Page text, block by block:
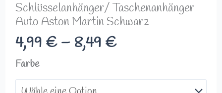
Schlüsselanhänger/ Taschenanhänger
Auto Aston Martin Schwarz
4,99 € – 8,49 €
Farbe